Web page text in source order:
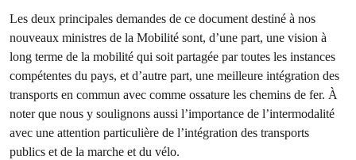
Les deux principales demandes de ce document destiné à nos
nouveaux ministres de la Mobilité sont, d’une part, une vision à
long terme de la mobilité qui soit partagée par toutes les instances
compétentes du pays, et d’autre part, une meilleure intégration des
transports en commun avec comme ossature les chemins de fer. À
noter que nous y soulignons aussi l’importance de l’intermodalité
avec une attention particulière de l’intégration des transports
publics et de la marche et du vélo.